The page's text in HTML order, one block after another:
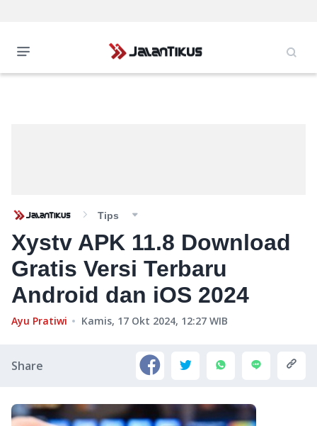
Tips
Xystv APK 11.8 Download
Gratis Versi Terbaru
Android dan iOS 2024
Ayu Pratiwi Kamis, 17 Okt 2024, 12:27 WIB
Share